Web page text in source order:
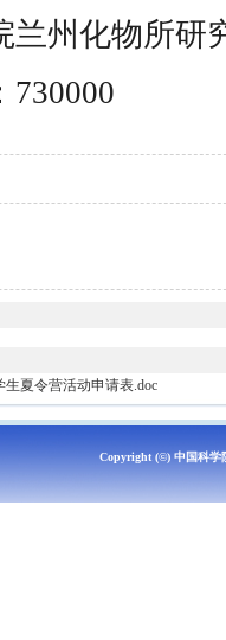
兰州化物所研
730000
夏令营活动申请表.doc
Copyright (©) 中国科